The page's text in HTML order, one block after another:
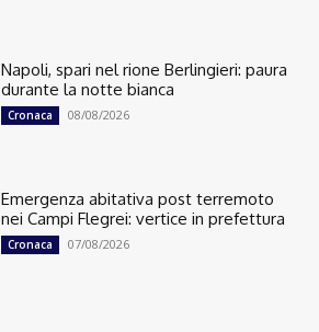
Napoli, spari nel rione Berlingieri: paura
durante la notte bianca
Cronaca 08/08/2026
Emergenza abitativa post terremoto
nei Campi Flegrei: vertice in prefettura
Cronaca 07/08/2026